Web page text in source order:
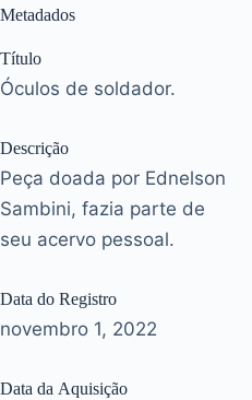
Metadados
Título
Óculos de soldador.
Descrição
Peça doada por Ednelson
Sambini, fazia parte de
seu acervo pessoal.
Data do Registro
novembro 1, 2022
Data da Aquisição